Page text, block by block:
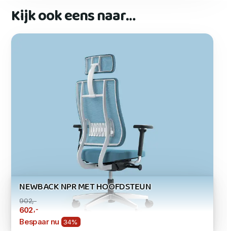
Kijk ook eens naar…
NEWBACK NPR MET HOOFDSTEUN
902,-
602,-
Bespaar nu 34%